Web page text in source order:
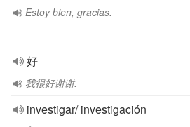
Estoy bien, gracias.
好
我很好谢谢.
investigar/ investigación